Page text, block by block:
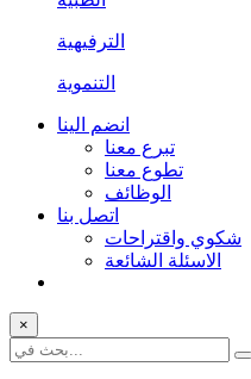
الترفيهية
التنموية
انضم الينا
تبرع معنا
تطوع معنا
الوظائف
اتصل بنا
شكوي واقتراحات
الاسئلة الشائعة
×